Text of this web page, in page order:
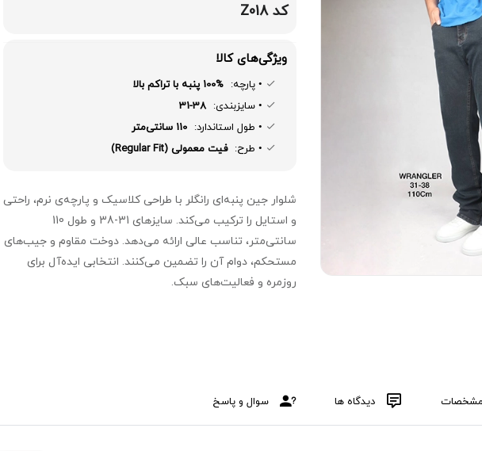
کد Z018
ویژگی‌های کالا
• پارچه: 100% پنبه با تراکم بالا
• سایزبندی: 31-38
• طول استاندارد: 110 سانتی‌متر
• طرح: فیت معمولی (Regular Fit)
شلوار جین پنبه‌ای رانگلر با طراحی کلاسیک و پارچه‌ی نرم، راحتی
و استایل را ترکیب می‌کند. سایزهای 31-38 و طول 110
سانتی‌متر، تناسب عالی ارائه می‌دهد. دوخت مقاوم و جیب‌های
مستحکم، دوام آن را تضمین می‌کنند. انتخابی ایده‌آل برای
روزمره و فعالیت‌های سبک.
مشخصات دیدگاه ها سوال و پاسخ